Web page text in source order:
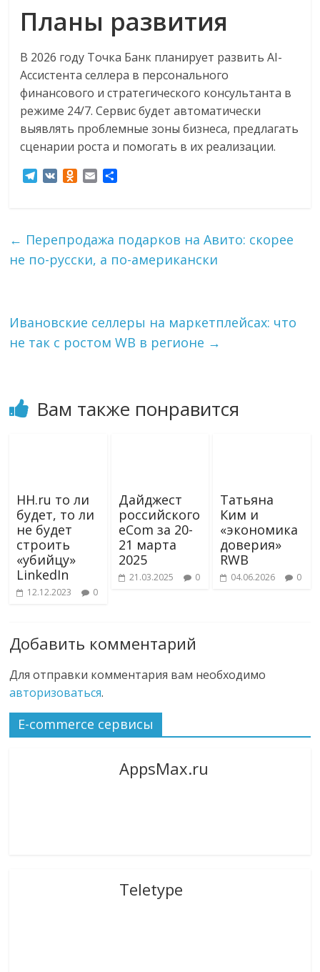
Планы развития
В 2026 году Точка Банк планирует развить AI-
Ассистента селлера в персонального
финансового и стратегического консультанта в
режиме 24/7. Сервис будет автоматически
выявлять проблемные зоны бизнеса, предлагать
сценарии роста и помогать в их реализации.
T
r
a
O
l
a
i
i
в
и
← Перепродажа подарков на Авито: скорее
не по-русски, а по-американски
Ивановские селлеры на маркетплейсах: что
не так с ростом WB в регионе →
Вам также понравится
HH.ru то ли
будет, то ли
не будет
строить
«убийцу»
LinkedIn
12.12.2023 0
Дайджест
российского
eCom за 20-
21 марта
2025
21.03.2025 0
Татьяна
Ким и
«экономика
доверия»
RWB
04.06.2026 0
Добавить комментарий
Для отправки комментария вам необходимо
авторизоваться.
E-commerce сервисы
AppsMax.ru
Teletype